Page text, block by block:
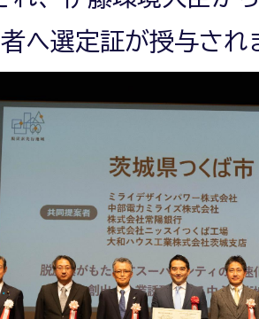
へ選定証が授与され